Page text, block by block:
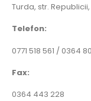
Turda, str. Republicii,
Telefon:
0771 518 561 / 0364
Fax:
0364 443 228